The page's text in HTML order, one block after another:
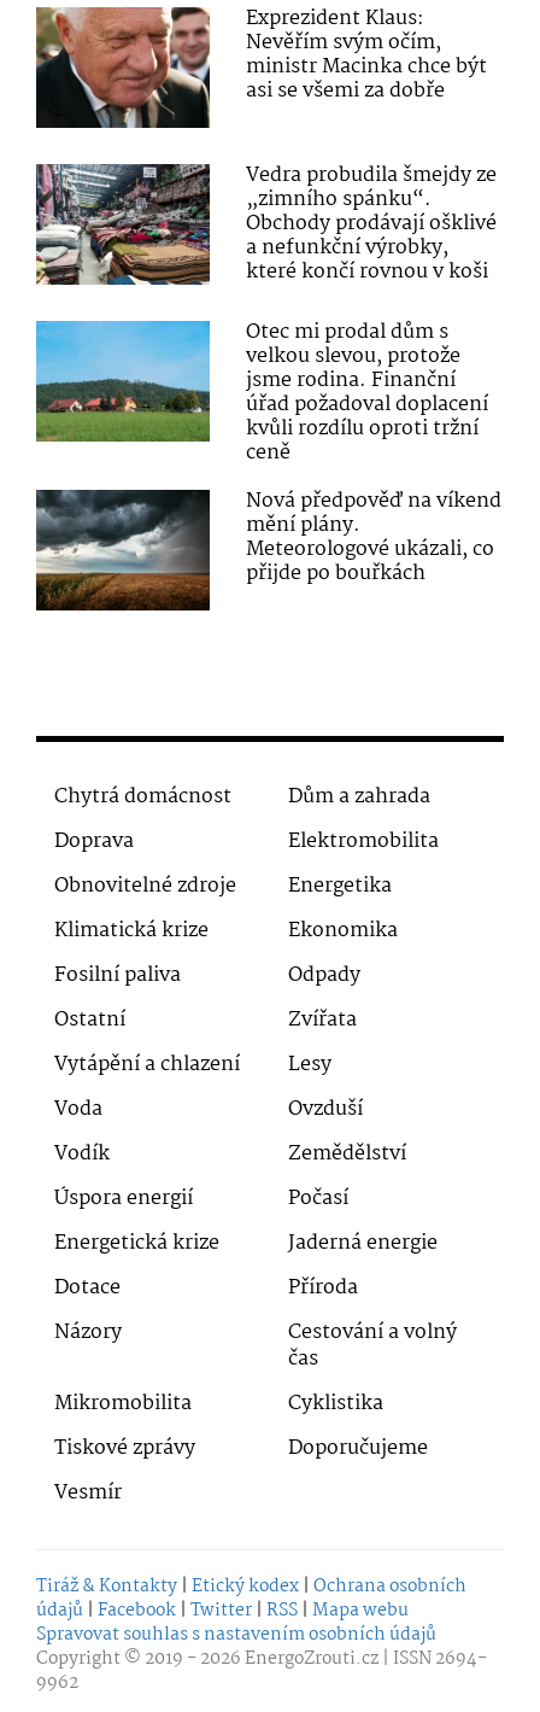
Exprezident Klaus:
Nevěřím svým očím,
ministr Macinka chce být
asi se všemi za dobře
Vedra probudila šmejdy ze
„zimního spánku“.
Obchody prodávají ošklivé
a nefunkční výrobky,
které končí rovnou v koši
Otec mi prodal dům s
velkou slevou, protože
jsme rodina. Finanční
úřad požadoval doplacení
kvůli rozdílu oproti tržní
ceně
Nová předpověď na víkend
mění plány.
Meteorologové ukázali, co
přijde po bouřkách
Chytrá domácnost
Dům a zahrada
Doprava
Elektromobilita
Obnovitelné zdroje
Energetika
Klimatická krize
Ekonomika
Fosilní paliva
Odpady
Ostatní
Zvířata
Vytápění a chlazení
Lesy
Voda
Ovzduší
Vodík
Zemědělství
Úspora energií
Počasí
Energetická krize
Jaderná energie
Dotace
Příroda
Názory
Cestování a volný
čas
Mikromobilita
Cyklistika
Tiskové zprávy
Doporučujeme
Vesmír
Tiráž & Kontakty | Etický kodex | Ochrana osobních
údajů | Facebook | Twitter | RSS | Mapa webu
Spravovat souhlas s nastavením osobních údajů
Copyright © 2019 - 2026EnergoZrouti.cz | ISSN 2694-
9962